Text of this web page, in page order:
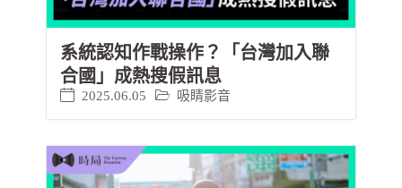
系統認知作戰操作？「台灣加入聯
合國」成熱搜假訊息
2025.06.05 吸睛影音